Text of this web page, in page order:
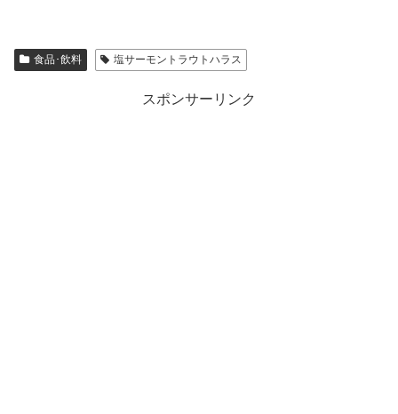
食品･飲料 塩サーモントラウトハラス
スポンサーリンク